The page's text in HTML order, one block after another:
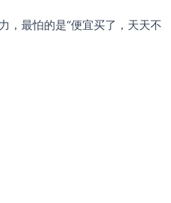
，最怕的是“便宜买了，天天不